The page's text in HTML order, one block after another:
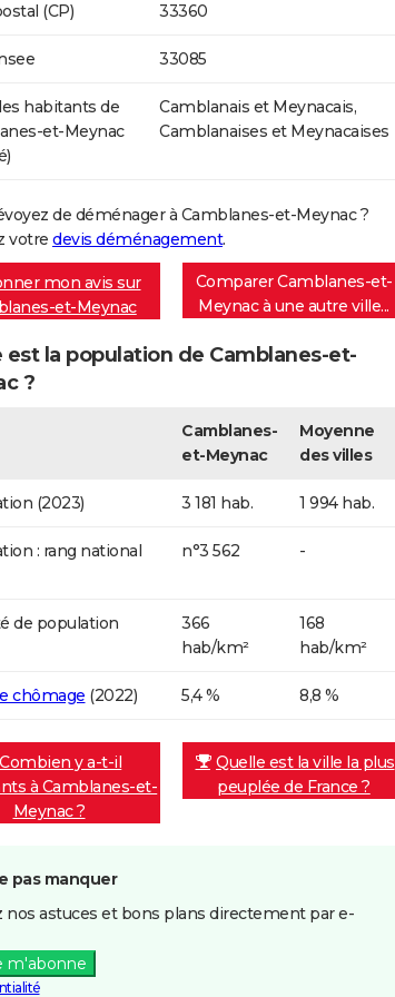
(CP) 33360
33085
habitants de
et-Meynac
Camblanais et Meynacais,
Camblanaises et Meynacaises
de déménager à Camblanes-et-Meynac ?
votre devis déménagement.
mon avis sur
et-Meynac
Comparer Camblanes-et-
Meynac à une autre ville...
est la population de Camblanes-et-
?
Camblanes-
et-Meynac
Moyenne
des villes
(2023) 3 181 hab. 1 994 hab.
: rang national n°3 562 -
de population
366
hab/km²
168
hab/km²
chômage (2022) 5,4 % 8,8 %
Combien y a-t-il
à Camblanes-et-
Meynac ?
Quelle est la ville la plus
peuplée de France ?
pas manquer
nos astuces et bons plans directement par e-
m'abonne